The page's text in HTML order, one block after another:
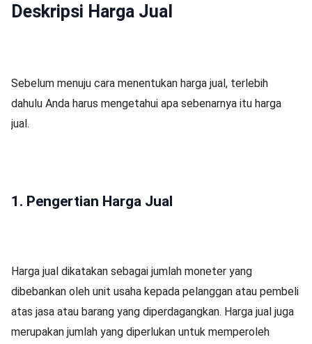
Deskripsi Harga Jual
Sebelum menuju cara menentukan harga jual, terlebih
dahulu Anda harus mengetahui apa sebenarnya itu harga
jual.
1. Pengertian Harga Jual
Harga jual dikatakan sebagai jumlah moneter yang
dibebankan oleh unit usaha kepada pelanggan atau pembeli
atas jasa atau barang yang diperdagangkan. Harga jual juga
merupakan jumlah yang diperlukan untuk memperoleh